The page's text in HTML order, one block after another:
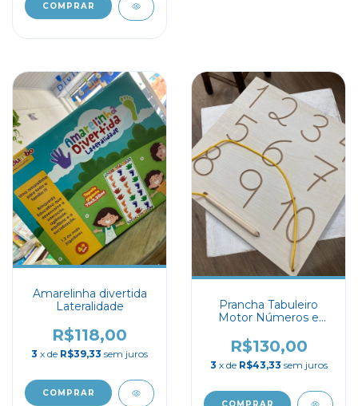
COMPRAR
Amarelinha divertida
Lateralidade
R$118,00
3 x de R$39,33 sem juros
Prancha Tabuleiro
Motor Números e
R$130,00
3 x de R$43,33 sem juros